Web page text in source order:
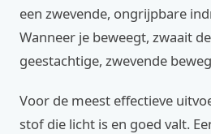
een zwevende, ongrijpbare
Wanneer je beweegt, zwaait
geestachtige, zwevende
Voor de meest effectieve
stof die licht is en goed valt.